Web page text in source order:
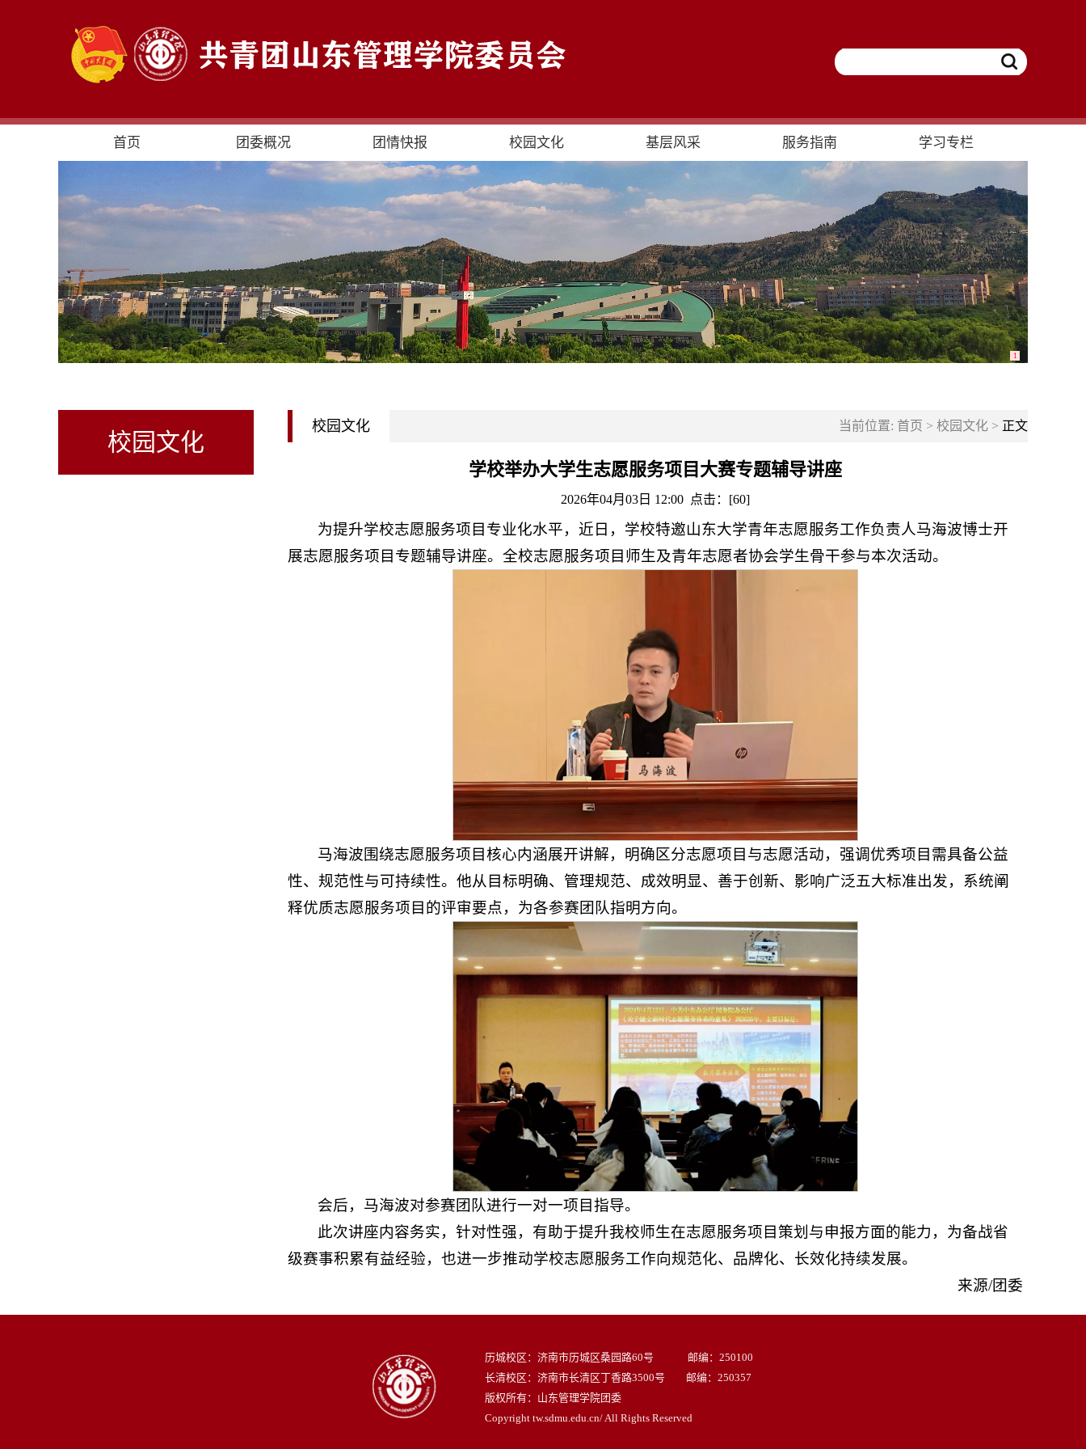
首页 团委概况 团情快报 校园文化 基层风采 服务指南 学习专栏
1
校园文化
校园文化 当前位置: 首页 > 校园文化 > 正文
学校举办大学生志愿服务项目大赛专题辅导讲座
2026年04月03日 12:00 点击：[60]
为提升学校志愿服务项目专业化水平，近日，学校特邀山东大学青年志愿服务工作负责人马海波博士开
展志愿服务项目专题辅导讲座。全校志愿服务项目师生及青年志愿者协会学生骨干参与本次活动。
马海波围绕志愿服务项目核心内涵展开讲解，明确区分志愿项目与志愿活动，强调优秀项目需具备公益
性、规范性与可持续性。他从目标明确、管理规范、成效明显、善于创新、影响广泛五大标准出发，系统阐
释优质志愿服务项目的评审要点，为各参赛团队指明方向。
会后，马海波对参赛团队进行一对一项目指导。
此次讲座内容务实，针对性强，有助于提升我校师生在志愿服务项目策划与申报方面的能力，为备战省
级赛事积累有益经验，也进一步推动学校志愿服务工作向规范化、品牌化、长效化持续发展。
来源/团委
历城校区：济南市历城区桑园路60号 邮编：250100
长清校区：济南市长清区丁香路3500号 邮编：250357
版权所有：山东管理学院团委
Copyright tw.sdmu.edu.cn/ All Rights Reserved